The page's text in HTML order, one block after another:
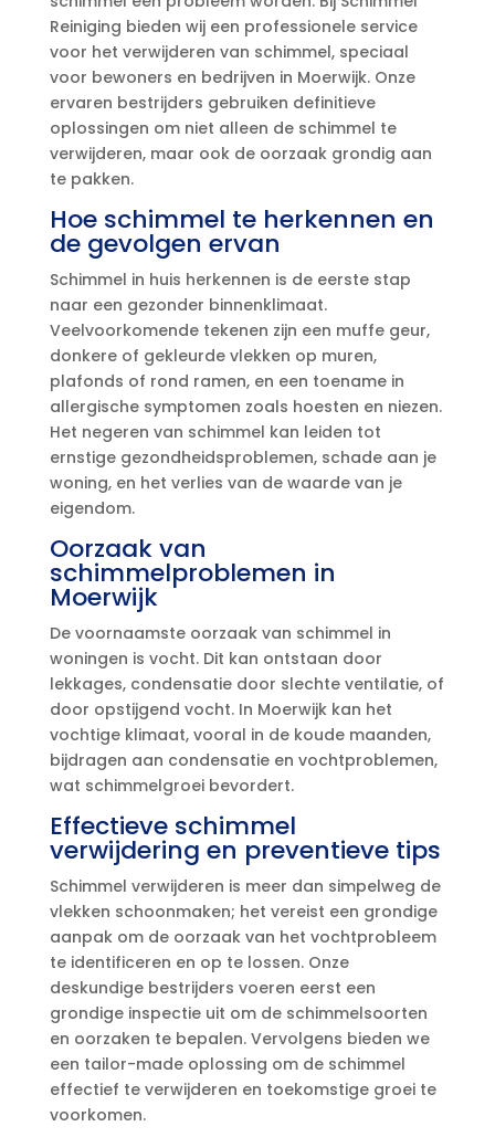
Reiniging bieden wij een professionele service
voor het verwijderen van schimmel, speciaal
voor bewoners en bedrijven in Moerwijk.​ Onze
ervaren bestrijders gebruiken definitieve
oplossingen om niet alleen de schimmel te
verwijderen, maar ook de oorzaak grondig aan
te pakken.​
Hoe schimmel te herkennen en
de gevolgen ervan
Schimmel in huis herkennen is de eerste stap
naar een gezonder binnenklimaat.​
Veelvoorkomende tekenen zijn een muffe geur,
donkere of gekleurde vlekken op muren,
plafonds of rond ramen, en een toename in
allergische symptomen zoals hoesten en niezen.​
Het negeren van schimmel kan leiden tot
ernstige gezondheidsproblemen, schade aan je
woning, en het verlies van de waarde van je
eigendom.​
Oorzaak van
schimmelproblemen in
Moerwijk
De voornaamste oorzaak van schimmel in
woningen is vocht.​ Dit kan ontstaan door
lekkages, condensatie door slechte ventilatie, of
door opstijgend vocht.​ In Moerwijk kan het
vochtige klimaat, vooral in de koude maanden,
bijdragen aan condensatie en vochtproblemen,
wat schimmelgroei bevordert.​
Effectieve schimmel
verwijdering en preventieve tips
Schimmel verwijderen is meer dan simpelweg de
vlekken schoonmaken; het vereist een grondige
aanpak om de oorzaak van het vochtprobleem
te identificeren en op te lossen.​ Onze
deskundige bestrijders voeren eerst een
grondige inspectie uit om de schimmelsoorten
en oorzaken te bepalen.​ Vervolgens bieden we
een tailor-made oplossing om de schimmel
effectief te verwijderen en toekomstige groei te
voorkomen.​